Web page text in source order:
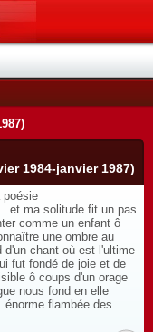
1984-janvier 1987)
fit un pas
comme un enfant ô
une ombre au
d'un chant où est l'ultime
fut fondé de joie et de
ô coups d'un orage
nous fond en elle
flambée des